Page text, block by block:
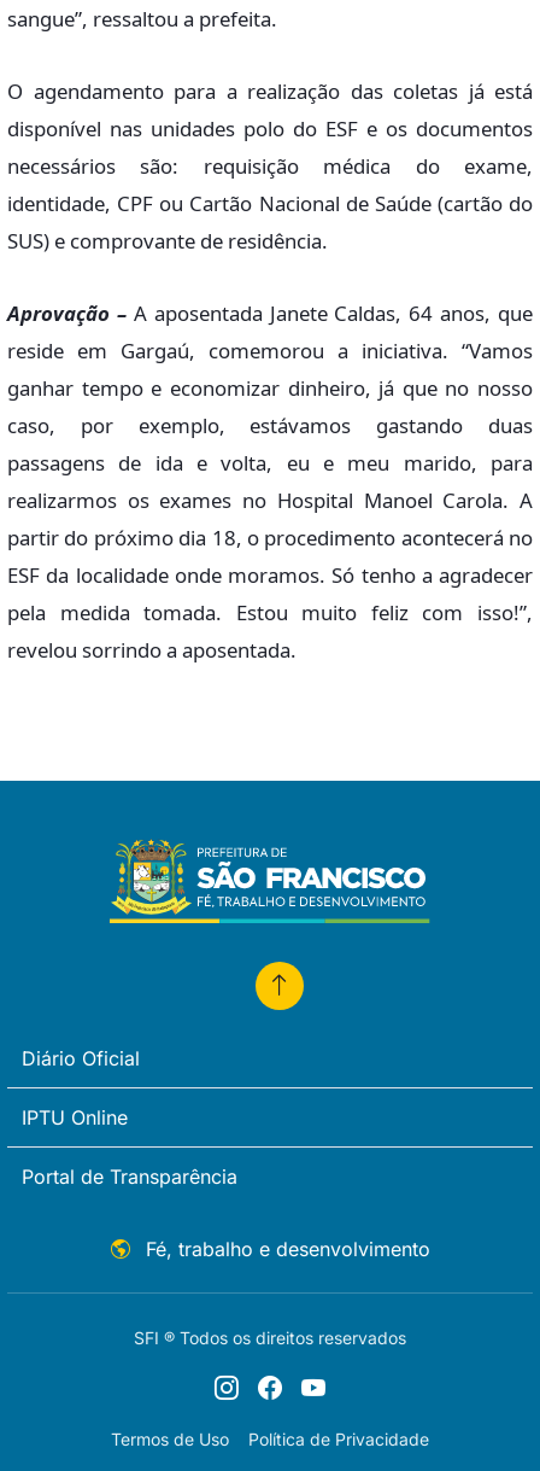
sangue”, ressaltou a prefeita.
O agendamento para a realização das coletas já está
disponível nas unidades polo do ESF e os documentos
necessários são: requisição médica do exame,
identidade, CPF ou Cartão Nacional de Saúde (cartão do
SUS) e comprovante de residência.
Aprovação –A aposentada Janete Caldas, 64 anos, que
reside em Gargaú, comemorou a iniciativa. “Vamos
ganhar tempo e economizar dinheiro, já que no nosso
caso, por exemplo, estávamos gastando duas
passagens de ida e volta, eu e meu marido, para
realizarmos os exames no Hospital Manoel Carola. A
partir do próximo dia 18, o procedimento acontecerá no
ESF da localidade onde moramos. Só tenho a agradecer
pela medida tomada. Estou muito feliz com isso!”,
revelou sorrindo a aposentada.
Diário Oficial
IPTU Online
Portal de Transparência
Fé, trabalho e desenvolvimento
SFI ® Todos os direitos reservados
Termos de Uso Política de Privacidade